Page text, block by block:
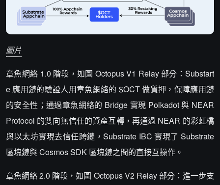
圖片
章魚網絡 1.0 階段，如圖 Octopus V1 Relay 部分：Substart
e 應用鏈的驗證人用章魚網絡的 $OCT 做質押，保障應用鏈
的安全性；通過章魚網絡的 Bridge 實現 Polkadot 與 NEAR
Protocol 的雙向無信任的資產互轉，再通過 NEAR 的彩虹橋
與以太坊實現去信任跨鏈，Substrate IBC 實現了 Substrate
區塊鏈與 Cosmos SDK 區塊鏈之間的直接互操作。
章魚網絡 2.0 階段，如圖 Octopus V2 Relay 部分：進一步支